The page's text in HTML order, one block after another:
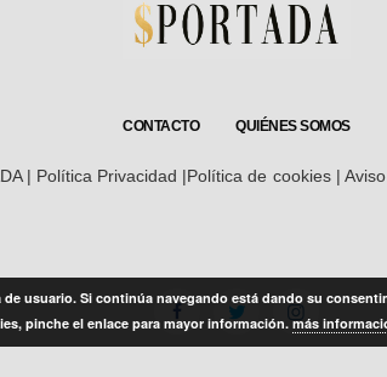
CONTACTO QUIÉNES SOMOS
| Política Privacidad |Política de cookies|
usuario. Si continúa navegando está dando su
pinche el enlace para mayor información.más